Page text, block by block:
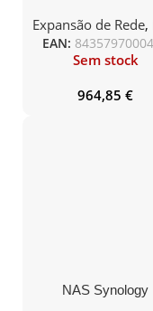
Bahías 3.5″- 2.5″/
DDR4/ 8TB/
Torre
Expansão de Rede,
EAN:
Sem stock
964,85 €
NAS Synology